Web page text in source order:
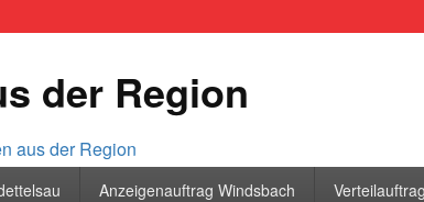
der Region
Anzeigenauftrag Windsbach Verteilauftrag